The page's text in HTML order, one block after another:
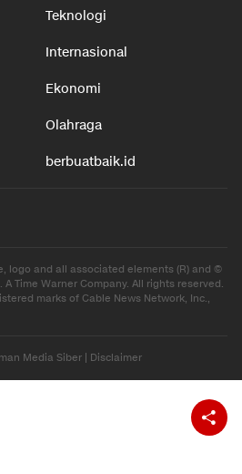
Teknologi
Internasional
Ekonomi
Olahraga
berbuatbaik.id
logo and all associated elements (R) and ©
Time Warner Company. All rights reserved.
marks of Cable News Network, Inc.,
Media Siber | Disclaimer